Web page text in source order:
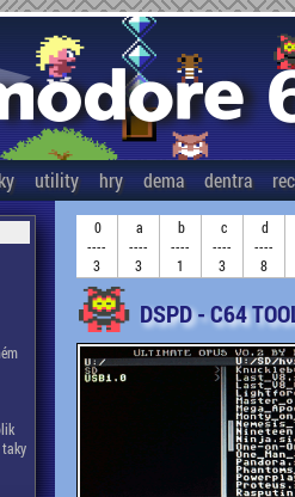
utility hry dema dentra
0
----
3
a
----
3
b
----
1
c
----
3
d
----
8
DSPD - C64